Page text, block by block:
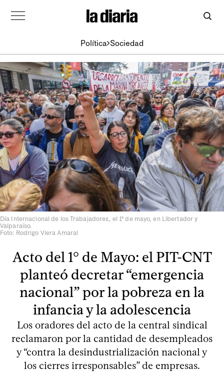
Política Sociedad
Día Internacional de los Trabajadores, el 1º de mayo, en Libertador y
Valparaíso.
Foto: Rodrigo Viera Amaral
Acto del 1° de Mayo: el PIT-CNT
planteó decretar “emergencia
nacional” por la pobreza en la
infancia y la adolescencia
Los oradores del acto de la central sindical
reclamaron por la cantidad de desempleados
y “contra la desindustrialización nacional y
los cierres irresponsables” de empresas.